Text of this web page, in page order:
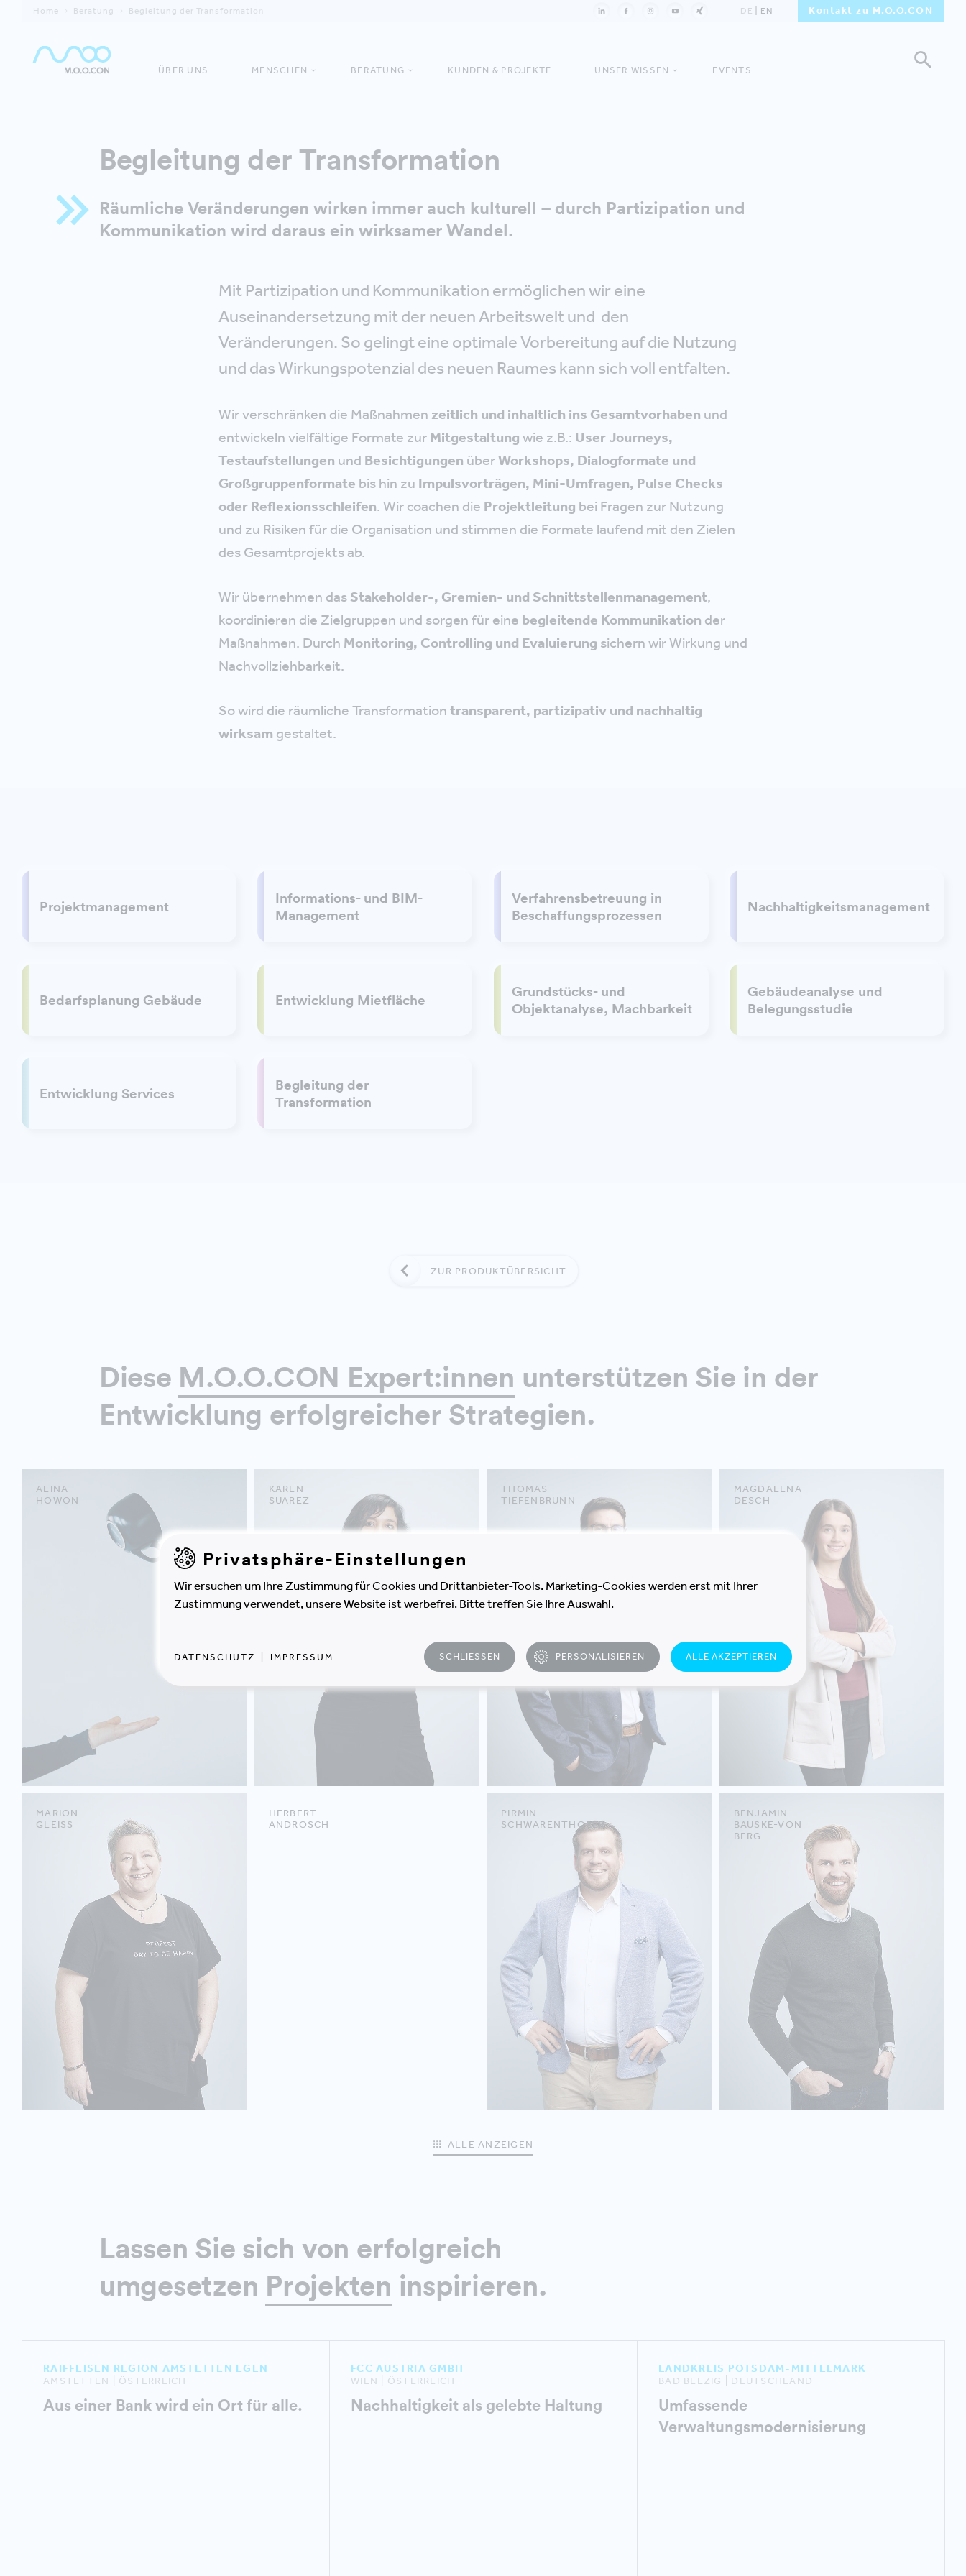
Home Beratung Begleitung der Transformation DE EN Kontakt zu M.O.O.CON
ÜBER UNS MENSCHEN BERATUNG KUNDEN & PROJEKTE UNSER WISSEN EVENTS
Begleitung der Transformation
Räumliche Veränderungen wirken immer auch kulturell – durch Partizipation und
Kommunikation wird daraus ein wirksamer Wandel.
Mit Partizipation und Kommunikation ermöglichen wir eine
Auseinandersetzung mit der neuen Arbeitswelt und den
Veränderungen. So gelingt eine optimale Vorbereitung auf die Nutzung
und das Wirkungspotenzial des neuen Raumes kann sich voll entfalten.
Wir verschränken die Maßnahmen zeitlich und inhaltlich ins Gesamtvorhaben und
entwickeln vielfältige Formate zur Mitgestaltung wie z.B.: User Journeys,
Testaufstellungen und Besichtigungen überWorkshops, Dialogformate und
Großgruppenformate bis hin zu Impulsvorträgen, Mini-Umfragen, Pulse Checks
oder Reflexionsschleifen. Wir coachen die Projektleitung bei Fragen zur Nutzung
und zu Risiken für die Organisation und stimmen die Formate laufend mit den Zielen
des Gesamtprojekts ab.
Wir übernehmen das Stakeholder-, Gremien- und Schnittstellenmanagement,
koordinieren die Zielgruppen und sorgen für eine begleitende Kommunikation der
Maßnahmen. Durch Monitoring, Controlling und Evaluierung sichern wir Wirkung und
Nachvollziehbarkeit.
So wird die räumliche Transformation transparent, partizipativ und nachhaltig
wirksam gestaltet.
Projektmanagement
Informations- und BIM-
Management
Verfahrensbetreuung in
Beschaffungsprozessen
Nachhaltigkeitsmanagement
Bedarfsplanung Gebäude Entwicklung Mietfläche
Grundstücks- und
Objektanalyse, Machbarkeit
Gebäudeanalyse und
Belegungsstudie
Entwicklung Services
Begleitung der
Transformation
ZUR PRODUKTÜBERSICHT
Diese M.O.O.CON Expert:innen unterstützen Sie in der
Entwicklung erfolgreicher Strategien.
ALINA
HOWON
KAREN
SUAREZ
THOMAS
TIEFENBRUNN
MAGDALENA
DESCH
MARION
GLEISS
HERBERT
ANDROSCH
PIRMIN
SCHWARENTHORER
BENJAMIN
BAUSKE-VON
BERG
ALLE ANZEIGEN
Lassen Sie sich von erfolgreich
umgesetzen Projekten inspirieren.
RAIFFEISEN REGION AMSTETTEN EGEN
AMSTETTEN | ÖSTERREICH
Aus einer Bank wird ein Ort für alle.
FCC AUSTRIA GMBH
WIEN | ÖSTERREICH
Nachhaltigkeit als gelebte Haltung
LANDKREIS POTSDAM-MITTELMARK
BAD BELZIG | DEUTSCHLAND
Umfassende
Verwaltungsmodernisierung
Privatsphäre-Einstellungen
Wir ersuchen um Ihre Zustimmung für Cookies und Drittanbieter-Tools. Marketing-Cookies werden erst mit Ihrer
Zustimmung verwendet, unsere Website ist werbefrei. Bitte treffen Sie Ihre Auswahl.
DATENSCHUTZ IMPRESSUM SCHLIESSEN PERSONALISIEREN ALLE AKZEPTIEREN